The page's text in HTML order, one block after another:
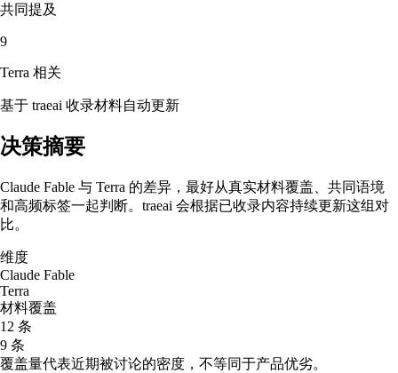
共同提及
9
Terra 相关
基于 traeai 收录材料自动更新
决策摘要
Claude Fable 与 Terra 的差异，最好从真实材料覆盖、共同语境
和高频标签一起判断。traeai 会根据已收录内容持续更新这组对
比。
维度
Claude Fable
Terra
材料覆盖
12 条
9 条
覆盖量代表近期被讨论的密度，不等同于产品优劣。